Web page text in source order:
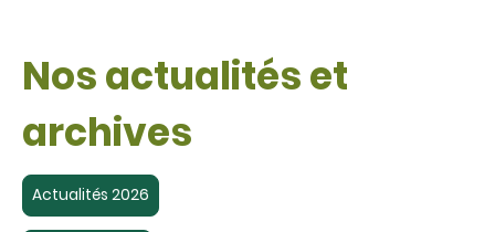
Nos actualités et
archives
Actualités 2026